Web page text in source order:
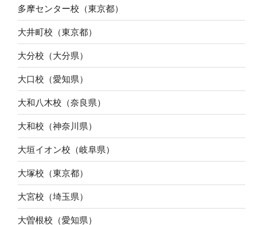
多摩センター校（東京都）
大井町校（東京都）
大分校（大分県）
大口校（愛知県）
大和八木校（奈良県）
大和校（神奈川県）
大垣イオン校（岐阜県）
大塚校（東京都）
大宮校（埼玉県）
大曽根校（愛知県）